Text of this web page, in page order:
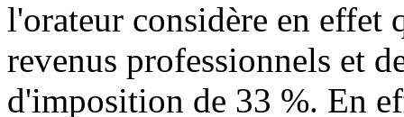
l'orateur considère en effet
revenus professionnels et
d'imposition de 33 %. En